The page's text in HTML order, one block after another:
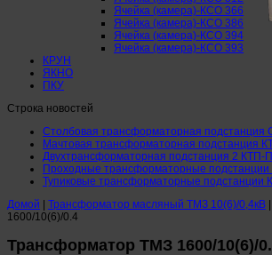
Ячейка (камера)-КСО 366
Ячейка (камера)-КСО 386
Ячейка (камера)-КСО 394
Ячейка (камера)-КСО 393
КРУН
ЯКНО
ПКУ
Строка новостей
Столбовая трансформаторная подстанция
Мачтовая трансформаторная подстанция
Двухтрансформаторная подстанция 2 КТП-
Проходные трансформаторные
Тупиковые трансформаторные подстанции
Домой | Трансформатор масляный ТМЗ 10(6)/0,4кВ |
1600/10(6)/0.4
Трансформатор ТМЗ 1600/10(6)/